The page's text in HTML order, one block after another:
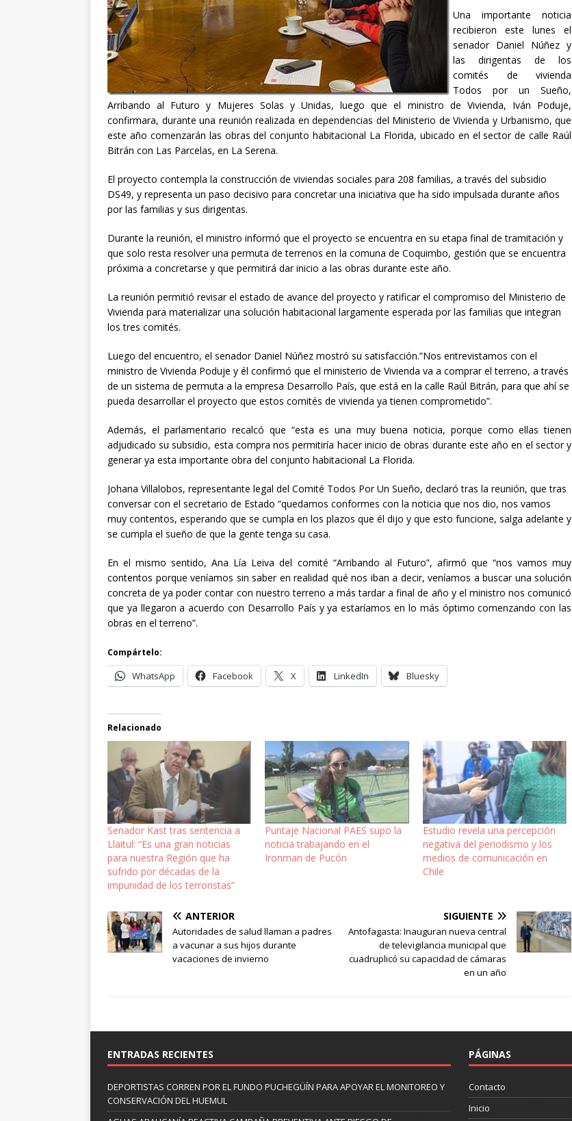
Una importante noticia
recibieron este lunes el
senador Daniel Núñez y
las dirigentas de los
comités de vivienda
Todos por un Sueño,
Arribando al Futuro y Mujeres Solas y Unidas, luego que el ministro de Vivienda, Iván Poduje,
confirmara, durante una reunión realizada en dependencias del Ministerio de Vivienda y Urbanismo, que
este año comenzarán las obras del conjunto habitacional La Florida, ubicado en el sector de calle Raúl
Bitrán con Las Parcelas, en La Serena.
El proyecto contempla la construcción de viviendas sociales para 208 familias, a través del subsidio
DS49, y representa un paso decisivo para concretar una iniciativa que ha sido impulsada durante años
por las familias y sus dirigentas.
Durante la reunión, el ministro informó que el proyecto se encuentra en su etapa final de tramitación y
que solo resta resolver una permuta de terrenos en la comuna de Coquimbo, gestión que se encuentra
próxima a concretarse y que permitirá dar inicio a las obras durante este año.
La reunión permitió revisar el estado de avance del proyecto y ratificar el compromiso del Ministerio de
Vivienda para materializar una solución habitacional largamente esperada por las familias que integran
los tres comités.
Luego del encuentro, el senador Daniel Núñez mostró su satisfacción.”Nos entrevistamos con el
ministro de Vivienda Poduje y él confirmó que el ministerio de Vivienda va a comprar el terreno, a través
de un sistema de permuta a la empresa Desarrollo País, que está en la calle Raúl Bitrán, para que ahí se
pueda desarrollar el proyecto que estos comités de vivienda ya tienen comprometido”.
Además, el parlamentario recalcó que “esta es una muy buena noticia, porque como ellas tienen
adjudicado su subsidio, esta compra nos permitiría hacer inicio de obras durante este año en el sector y
generar ya esta importante obra del conjunto habitacional La Florida.
Johana Villalobos, representante legal del Comité Todos Por Un Sueño, declaró tras la reunión, que tras
conversar con el secretario de Estado “quedamos conformes con la noticia que nos dio, nos vamos
muy contentos, esperando que se cumpla en los plazos que él dijo y que esto funcione, salga adelante y
se cumpla el sueño de que la gente tenga su casa.
En el mismo sentido, Ana Lía Leiva del comité “Arribando al Futuro”, afirmó que “nos vamos muy
contentos porque veníamos sin saber en realidad qué nos iban a decir, veníamos a buscar una solución
concreta de ya poder contar con nuestro terreno a más tardar a final de año y el ministro nos comunicó
que ya llegaron a acuerdo con Desarrollo País y ya estaríamos en lo más óptimo comenzando con las
obras en el terreno”.
Compártelo:
WhatsApp Facebook X LinkedIn Bluesky
Relacionado
Senador Kast tras sentencia a
Llaitul: “Es una gran noticias
para nuestra Región que ha
sufrido por décadas de la
impunidad de los terroristas”
Puntaje Nacional PAES supo la
noticia trabajando en el
Ironman de Pucón
Estudio revela una percepción
negativa del periodismo y los
medios de comunicación en
Chile
ANTERIOR
Autoridades de salud llaman a padres
a vacunar a sus hijos durante
vacaciones de invierno
SIGUIENTE
Antofagasta: Inauguran nueva central
de televigilancia municipal que
cuadruplicó su capacidad de cámaras
en un año
ENTRADAS RECIENTES
DEPORTISTAS CORREN POR EL FUNDO PUCHEGÜÍN PARA APOYAR EL MONITOREO Y
CONSERVACIÓN DEL HUEMUL
PÁGINAS
Contacto
Inicio